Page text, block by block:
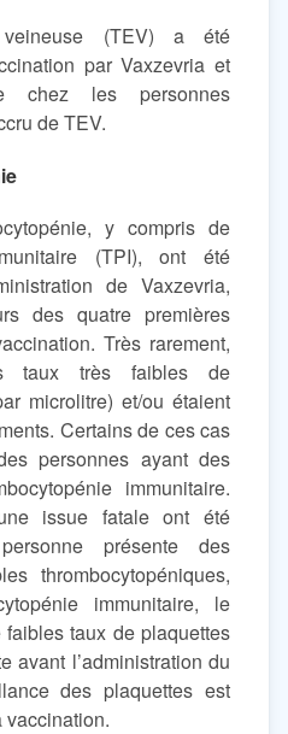
veineuse (TEV) a été
par Vaxzevria et
chez les personnes
de TEV.
y compris de
(TPI), ont été
de Vaxzevria,
des quatre premières
Très rarement,
taux très faibles de
microlitre) et/ou étaient
Certains de ces cas
personnes ayant des
immunitaire.
issue fatale ont été
présente des
thrombocytopéniques,
immunitaire, le
taux de plaquettes
avant l’administration du
des plaquettes est
vaccination.